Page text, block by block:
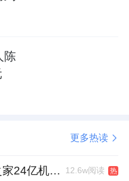
陈
更多热读
家居卖场首单！居然之家24亿机构间REITs获深交所无异议函 12.6w阅读 热